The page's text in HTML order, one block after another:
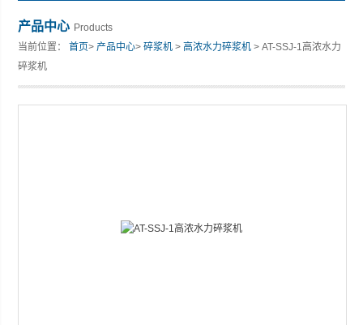
产品中心 Products
当前位置：首页>产品中心>碎浆机 > 高浓水力碎浆机 > AT-SSJ-1高浓水力
碎浆机